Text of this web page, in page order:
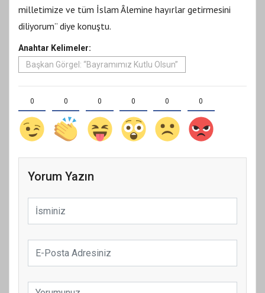
milletimize ve tüm İslam Âlemine hayırlar getirmesini
diliyorum” diye konuştu.
Anahtar Kelimeler:
Başkan Görgel: “Bayramımız Kutlu Olsun”
0 0 0 0 0 0
Yorum Yazın